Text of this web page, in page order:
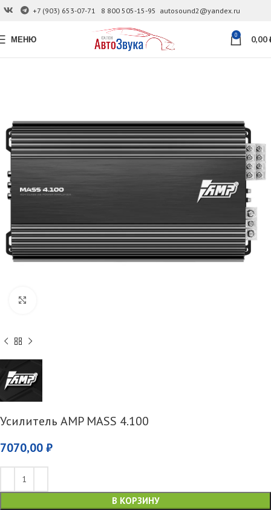
+7 (903) 653-07-71 8 800 505-15-95 autosound2@yandex.ru
МЕНЮ 0 0,00
Усилитель AMP MASS 4.100
7070,00 ₽
В КОРЗИНУ